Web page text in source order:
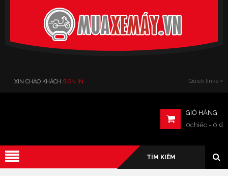
XIN CHÀO KHÁCH SIGN IN Quick links
GIỎ HÀNG
0chiếc - 0 ₫